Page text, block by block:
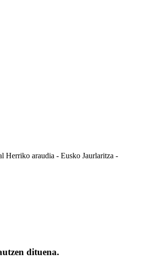
Herriko araudia - Eusko Jaurlaritza -
dituena.